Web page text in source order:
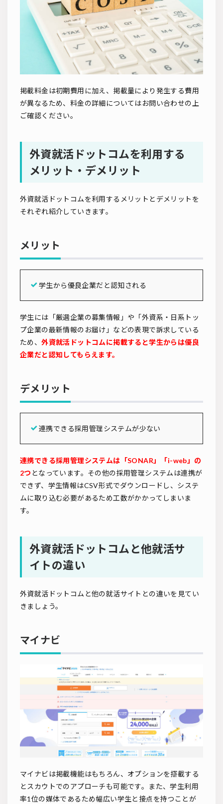
掲載料金は初期費用に加え、掲載量により発生する費用
が異なるため、料金の詳細についてはお問い合わせの上
ご確認ください。
外資就活ドットコムを利用する
メリット・デメリット
外資就活ドットコムを利用するメリットとデメリットを
それぞれ紹介していきます。
メリット
学生から優良企業だと認知される
学生には「厳選企業の募集情報」や「外資系・日系トッ
プ企業の最新情報のお届け」などの表現で訴求している
ため、外資就活ドットコムに掲載すると学生からは優良
企業だと認知してもらえます。
デメリット
連携できる採用管理システムが少ない
連携できる採用管理システムは「SONAR」「i-web」の
2つ となっています。その他の採用管理システムは連携が
できず、学生情報はCSV形式でダウンロードし、システ
ムに取り込む必要があるため工数がかかってしまいま
す。
外資就活ドットコムと他就活サ
イトの違い
外資就活ドットコムと他の就活サイトとの違いを見てい
きましょう。
マイナビ
マイナビは掲載機能はもちろん、オプションを搭載する
とスカウトでのアプローチも可能です。また、学生利用
率1位の媒体であるため幅広い学生と接点を持つことが